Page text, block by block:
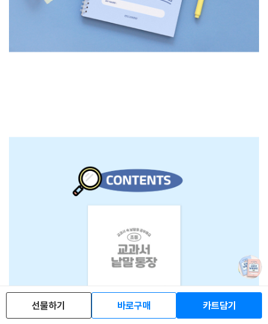
선물하기 바로구매 카트담기